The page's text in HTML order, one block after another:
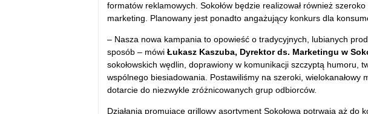
formatów reklamowych. Sokołów będzie realizował również
marketing. Planowany jest ponadto angażujący konkurs dla
– Nasza nowa kampania to opowieść o tradycyjnych, lubianych
sposób – mówi Łukasz Kaszuba, Dyrektor ds. Marketingu w
sokołowskich wędlin, doprawiony w komunikacji szczyptą humoru,
wspólnego biesiadowania. Postawiliśmy na szeroki, wielokanałowy
dotarcie do niezwykle zróżnicowanych grup odbiorców.
Działania promujące grillowy asortyment Sokołowa potrwają aż